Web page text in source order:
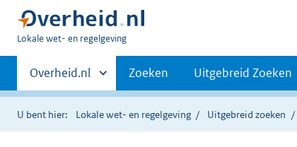
U
hier:
Lokale wet- en regelgeving
Primaire
navigatie
Andere
sites
binnen
Overheid.nl Zoeken Uitgebreid Zoeken
U bent hier: Lokale wet- en regelgeving Uitgebreid zoeken